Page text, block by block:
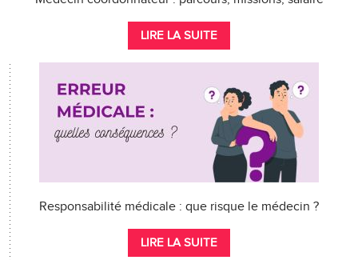
LIRE LA SUITE
Responsabilité médicale : que risque le médecin ?
LIRE LA SUITE